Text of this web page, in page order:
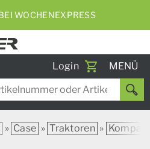
WOCHENEXPRESS
Login
Toggle
MENÜ
» Case » Traktoren »